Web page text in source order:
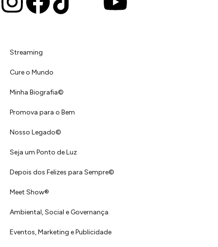
Streaming
Cure o Mundo
Minha Biografia©
Promova para o Bem
Nosso Legado©
Seja um Ponto de Luz
Depois dos Felizes para Sempre©️
Meet Show®
Ambiental, Social e Governança
Eventos, Marketing e Publicidade